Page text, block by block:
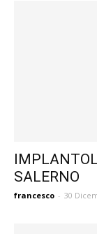
SALERNO
francesco - 30